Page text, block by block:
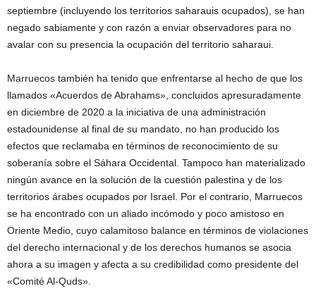
septiembre (incluyendo los territorios saharauis ocupados), se han
negado sabiamente y con razón a enviar observadores para no
avalar con su presencia la ocupación del territorio saharaui.
Marruecos también ha tenido que enfrentarse al hecho de que los
llamados «Acuerdos de Abrahams», concluidos apresuradamente
en diciembre de 2020 a la iniciativa de una administración
estadounidense al final de su mandato, no han producido los
efectos que reclamaba en términos de reconocimiento de su
soberanía sobre el Sáhara Occidental. Tampoco han materializado
ningún avance en la solución de la cuestión palestina y de los
territorios árabes ocupados por Israel. Por el contrario, Marruecos
se ha encontrado con un aliado incómodo y poco amistoso en
Oriente Medio, cuyo calamitoso balance en términos de violaciones
del derecho internacional y de los derechos humanos se asocia
ahora a su imagen y afecta a su credibilidad como presidente del
«Comité Al-Quds».